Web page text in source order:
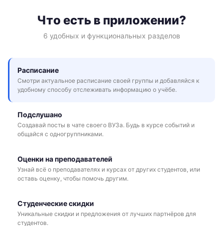
Что есть в приложении?
6 удобных и функциональных разделов
Расписание
Смотри актуальное расписание своей группы и добавляйся к
удобному способу отслеживать информацию о учёбе.
Подслушано
Создавай посты в чате своего ВУЗа. Будь в курсе событий и
общайся с одногруппниками.
Оценки на преподавателей
Узнай всё о преподавателях и курсах от других студентов, или
оставь оценку, чтобы помочь другим.
Студенческие скидки
Уникальные скидки и предложения от лучших партнёров для
студентов.